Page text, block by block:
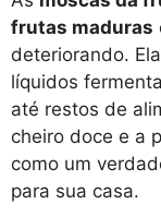
frutas maduras
deteriorando.
líquidos
até restos de
cheiro doce e a
como um
para sua casa.